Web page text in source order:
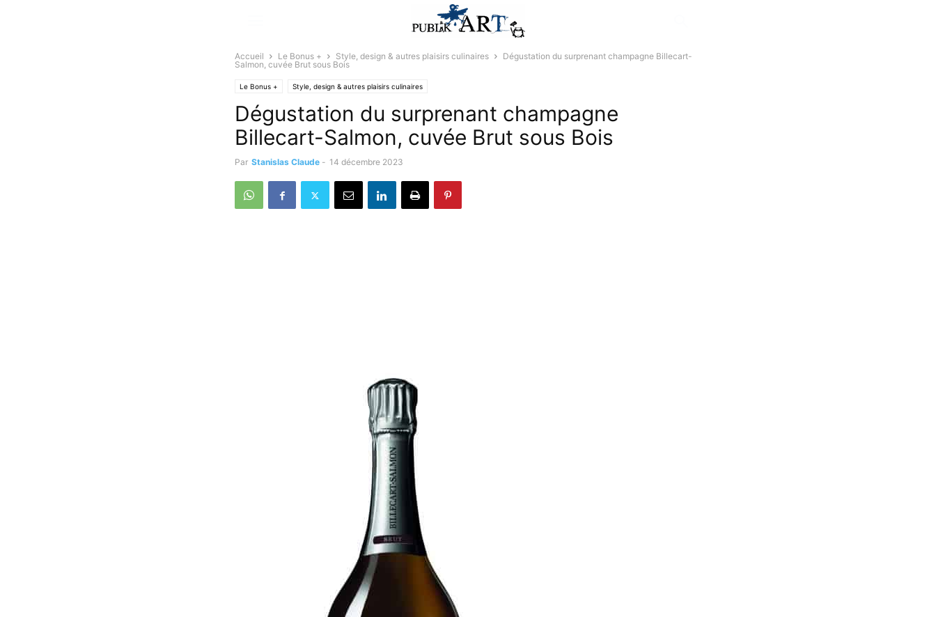
Accueil Le Bonus + Style, design & autres plaisirs culinaires
Dégustation du surprenant champagne Billecart-
Salmon, cuvée Brut sous Bois
Le Bonus + Style, design & autres plaisirs culinaires
Dégustation du surprenant champagne
Billecart-Salmon, cuvée Brut sous Bois
Par Stanislas Claude - 14 décembre 2023